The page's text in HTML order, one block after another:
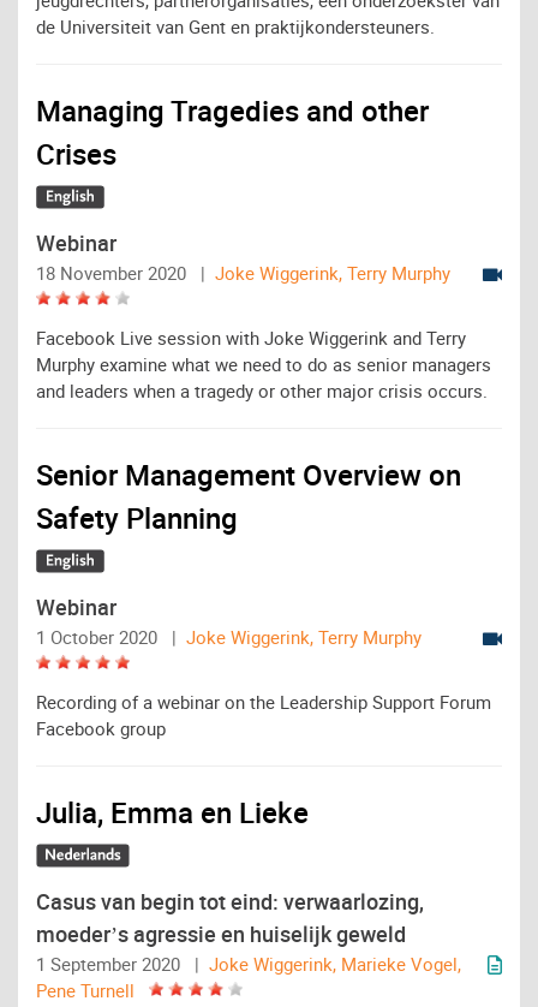
de Universiteit van Gent en praktijkondersteuners.
Managing Tragedies and other
Crises
Webinar
18 November 2020 | Joke Wiggerink, Terry Murphy
Facebook Live session with Joke Wiggerink and Terry
Murphy examine what we need to do as senior managers
and leaders when a tragedy or other major crisis occurs.
Senior Management Overview on
Safety Planning
Webinar
1 October 2020 | Joke Wiggerink, Terry Murphy
Recording of a webinar on the Leadership Support Forum
Facebook group
Julia, Emma en Lieke
Casus van begin tot eind: verwaarlozing,
moeder’s agressie en huiselijk geweld
1 September 2020 | Joke Wiggerink, Marieke Vogel,
Pene Turnell